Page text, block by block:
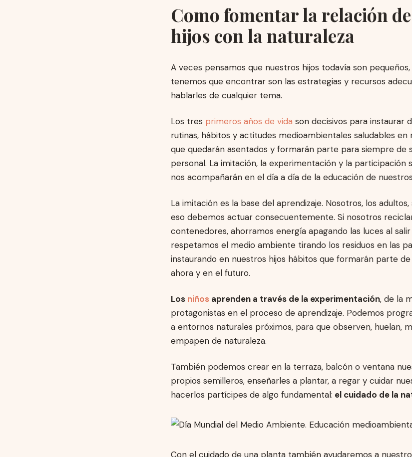
Como fomentar la relación
hijos con la naturaleza
A veces pensamos que nuestros hijos todavía son
tenemos que encontrar son las estrategias y recursos
hablarles de cualquier tema.
Los tres primeros años de vida son decisivos para instaurar
rutinas, hábitos y actitudes medioambientales saludables en
que quedarán asentados y formarán parte para siempre de
personal. La imitación, la experimentación y la participación
nos acompañarán en el día a día de la educación de
La imitación es la base del aprendizaje. Nosotros, los
eso debemos actuar consecuentemente. Si nosotros
contenedores, ahorramos energía apagando las luces al
respetamos el medio ambiente tirando los residuos en las
instaurando en nuestros hijos hábitos que formarán parte
ahora y en el futuro.
Los niños aprenden a través de la experimentación, de la
protagonistas en el proceso de aprendizaje. Podemos
a entornos naturales próximos, para que observen, huelan,
empapen de naturaleza.
También podemos crear en la terraza, balcón o ventana
propios semilleros, enseñarles a plantar, a regar y cuidar
hacerlos partícipes de algo fundamental: el cuidado de la
Con el cuidado de una planta también ayudaremos a